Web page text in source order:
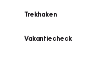
Trekhaken
Vakantiecheck